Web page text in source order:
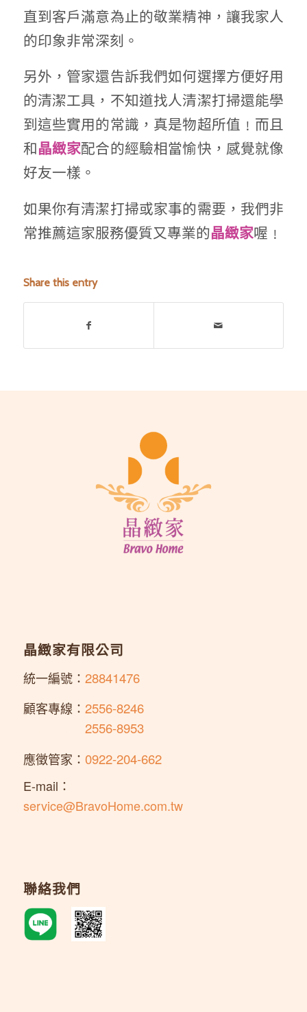
直到客戶滿意為止的敬業精神，讓我家人
的印象非常深刻。
另外，管家還告訴我們如何選擇方便好用
的清潔工具，不知道找人清潔打掃還能學
到這些實用的常識，真是物超所值﹗而且
和晶緻家配合的經驗相當愉快，感覺就像
好友一樣。
如果你有清潔打掃或家事的需要，我們非
常推薦這家服務優質又專業的晶緻家喔﹗
Share this entry
晶緻家有限公司
統一編號： 28841476
顧客專線： 2556-8246
2556-8953
應徵管家： 0922-204-662
E-mail：
service@BravoHome.com.tw
聯絡我們